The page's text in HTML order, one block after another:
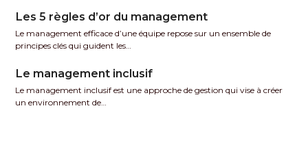
Les 5 règles d’or du management
Le management efficace d’une équipe repose sur un ensemble de
principes clés qui guident les…
Le management inclusif
Le management inclusif est une approche de gestion qui vise à créer
un environnement de…